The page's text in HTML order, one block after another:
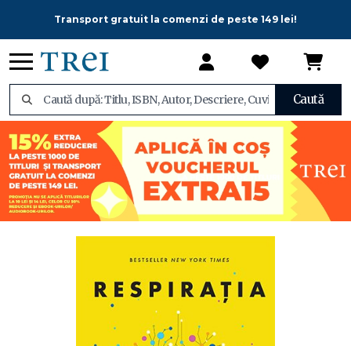
Transport gratuit la comenzi de peste 149 lei!
Caută